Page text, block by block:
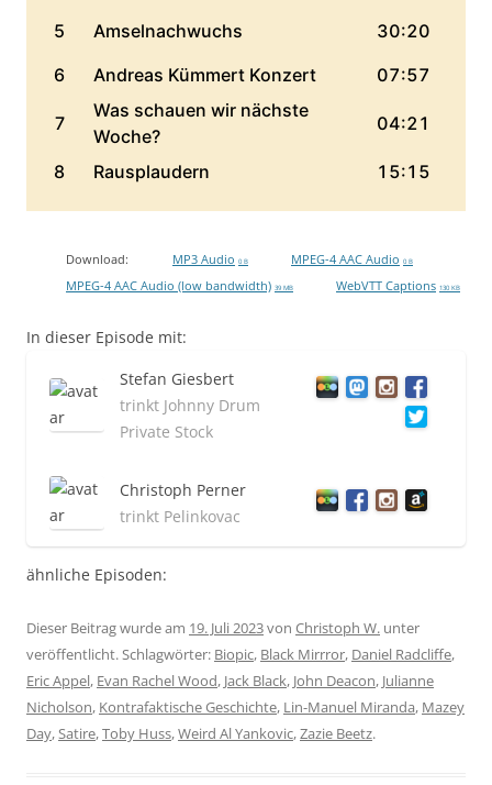
Download: MP3 Audio 0 B MPEG-4 AAC Audio 0 B
MPEG-4 AAC Audio (low bandwidth) 39 MB WebVTT Captions 130 KB
In dieser Episode mit:
Stefan Giesbert
trinkt Johnny Drum
Private Stock
Christoph Perner
trinkt Pelinkovac
ähnliche Episoden:
Dieser Beitrag wurde am 19. Juli 2023von Christoph W. unter
veröffentlicht. Schlagwörter: Biopic, Black Mirrror, Daniel Radcliffe,
Eric Appel, Evan Rachel Wood, Jack Black, John Deacon, Julianne
Nicholson, Kontrafaktische Geschichte, Lin-Manuel Miranda, Mazey
Day,Satire,Toby Huss,Weird Al Yankovic,Zazie Beetz.